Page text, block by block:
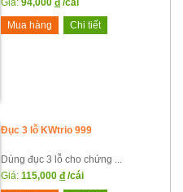
Giá: 94,000 đ /cái
Mua hàng
Chi tiết
Đục 3 lỗ KWtrio 999
Dùng đục 3 lỗ cho chứng ...
Giá: 115,000 đ /cái